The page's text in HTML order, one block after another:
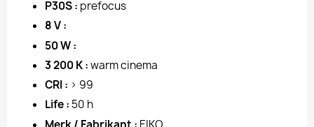
P30S : prefocus
8 V :
50 W :
3 200 K :warm cinema
CRI : > 99
Life : 50 h